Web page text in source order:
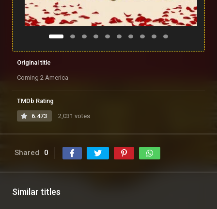
Original title
Coming 2 America
TMDb Rating
6.473 2,031 votes
Shared 0
Similar titles